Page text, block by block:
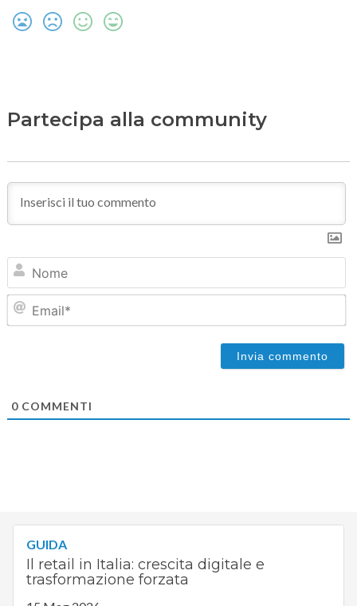
Partecipa alla community
0COMMENTI
GUIDA
Il retail in Italia: crescita digitale e
trasformazione forzata